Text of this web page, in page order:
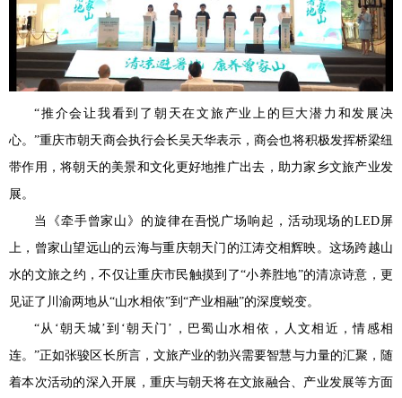
“推介会让我看到了朝天在文旅产业上的巨大潜力和发展决
心。”重庆市朝天商会执行会长吴天华表示，商会也将积极发挥桥梁纽
带作用，将朝天的美景和文化更好地推广出去，助力家乡文旅产业发
展。
当《牵手曾家山》的旋律在吾悦广场响起，活动现场的LED屏
上，曾家山望远山的云海与重庆朝天门的江涛交相辉映。这场跨越山
水的文旅之约，不仅让重庆市民触摸到了“小养胜地”的清凉诗意，更
见证了川渝两地从“山水相依”到“产业相融”的深度蜕变。
“从‘朝天城’到‘朝天门’，巴蜀山水相依，人文相近，情感相
连。”正如张骏区长所言，文旅产业的勃兴需要智慧与力量的汇聚，随
着本次活动的深入开展，重庆与朝天将在文旅融合、产业发展等方面